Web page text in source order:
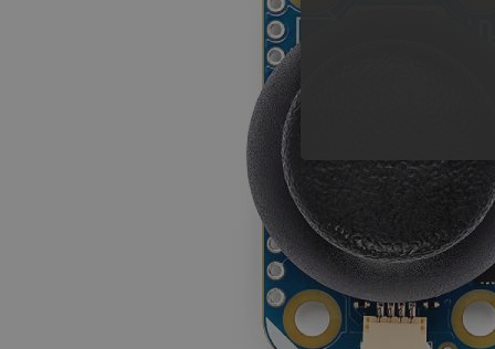
Niezbędne pliki cookie
Bez niezbędnych plików